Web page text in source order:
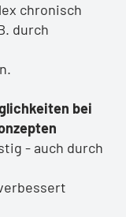
chronisch
durch
bei
- auch durch